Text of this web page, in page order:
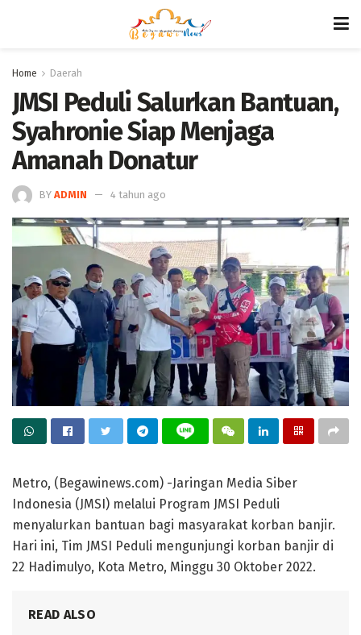
Home Daerah
JMSI Peduli Salurkan Bantuan,
Syahronie Siap Menjaga
Amanah Donatur
BY ADMIN 4 tahun ago
Metro, (Begawinews.com) -Jaringan Media Siber
Indonesia (JMSI) melalui Program JMSI Peduli
menyalurkan bantuan bagi masyarakat korban banjir.
Hari ini, Tim JMSI Peduli mengunjungi korban banjir di
22 Hadimulyo, Kota Metro, Minggu 30 Oktober 2022.
READ ALSO